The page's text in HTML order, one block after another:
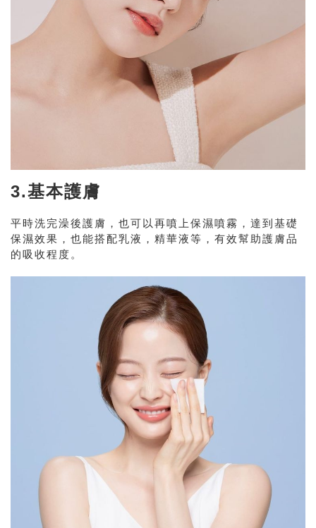
3.基本護膚
平時洗完澡後護膚，也可以再噴上保濕噴霧，達到基礎
保濕效果，也能搭配乳液，精華液等，有效幫助護膚品
的吸收程度。